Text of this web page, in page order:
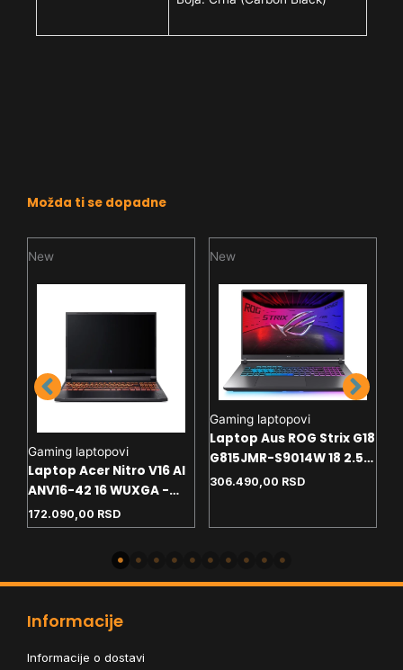
Možda ti se dopadne
New
Gaming laptopovi
Laptop Acer Nitro V16 AI
ANV16-42 16 WUXGA -
R5-240 - 16GB - NVMe 1TB
- RTX5060 8GB - backlit
172.090,00 RSD
New
Gaming laptopovi
Laptop Aus ROG Strix G18
G815JMR-S9014W 18 2.5K
- i7-14650HX - 32GB - 1TB
306.490,00 RSD
Informacije
Informacije o dostavi